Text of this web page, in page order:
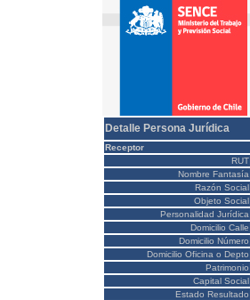
Detalle Persona Jurídica
Receptor
RUT
Nombre Fantasía
Razón Social
Objeto Social
Personalidad Jurídica
Domicilio Calle
Domicilio Número
Domicilio Oficina o Depto
Patrimonio
Capital Social
Estado Resultado